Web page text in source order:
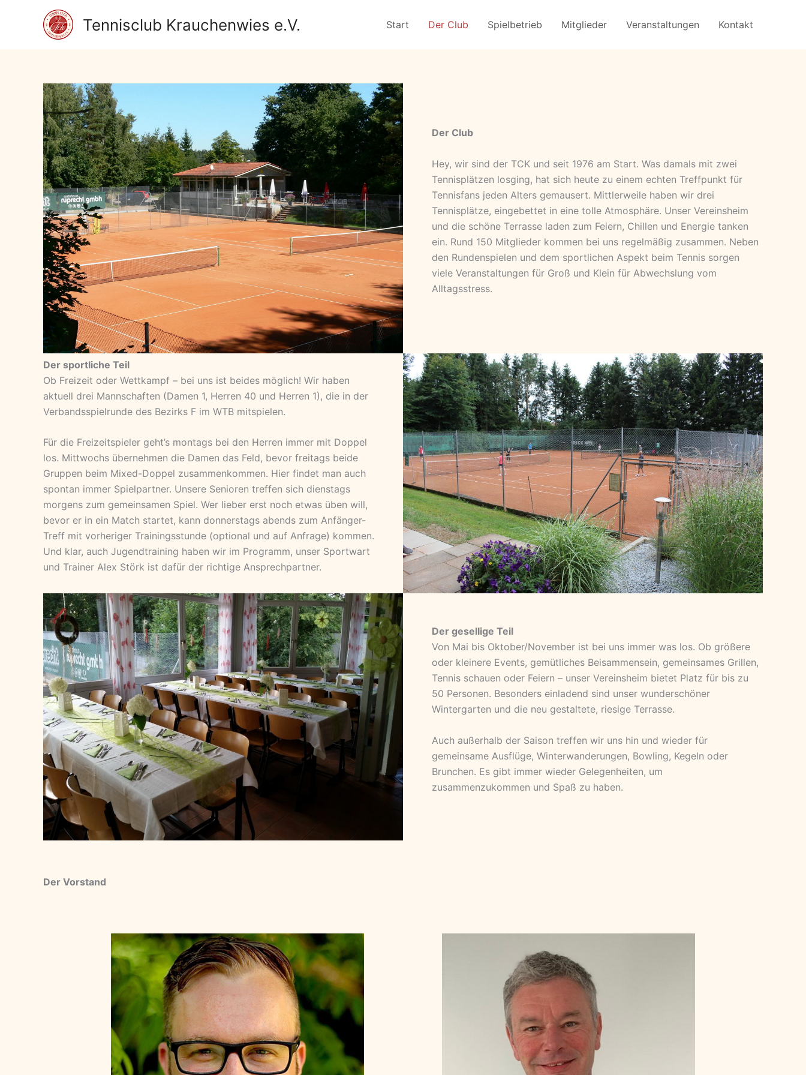
Tennisclub Krauchenwies e.V. Start Der Club Spielbetrieb Mitglieder Veranstaltungen Kontakt
Der Club
Hey, wir sind der TCK und seit 1976 am Start. Was damals mit zwei
Tennisplätzen losging, hat sich heute zu einem echten Treffpunkt für
Tennisfans jeden Alters gemausert. Mittlerweile haben wir drei
Tennisplätze, eingebettet in eine tolle Atmosphäre. Unser Vereinsheim
und die schöne Terrasse laden zum Feiern, Chillen und Energie tanken
ein. Rund 150 Mitglieder kommen bei uns regelmäßig zusammen. Neben
den Rundenspielen und dem sportlichen Aspekt beim Tennis sorgen
viele Veranstaltungen für Groß und Klein für Abwechslung vom
Alltagsstress.
Der sportliche Teil
Ob Freizeit oder Wettkampf – bei uns ist beides möglich! Wir haben
aktuell drei Mannschaften (Damen 1, Herren 40 und Herren 1), die in der
Verbandsspielrunde des Bezirks F im WTB mitspielen.
Für die Freizeitspieler geht’s montags bei den Herren immer mit Doppel
los. Mittwochs übernehmen die Damen das Feld, bevor freitags beide
Gruppen beim Mixed-Doppel zusammenkommen. Hier findet man auch
spontan immer Spielpartner. Unsere Senioren treffen sich dienstags
morgens zum gemeinsamen Spiel. Wer lieber erst noch etwas üben will,
bevor er in ein Match startet, kann donnerstags abends zum Anfänger-
Treff mit vorheriger Trainingsstunde (optional und auf Anfrage) kommen.
Und klar, auch Jugendtraining haben wir im Programm, unser Sportwart
und Trainer Alex Störk ist dafür der richtige Ansprechpartner.
Der gesellige Teil
Von Mai bis Oktober/November ist bei uns immer was los. Ob größere
oder kleinere Events, gemütliches Beisammensein, gemeinsames Grillen,
Tennis schauen oder Feiern – unser Vereinsheim bietet Platz für bis zu
50 Personen. Besonders einladend sind unser wunderschöner
Wintergarten und die neu gestaltete, riesige Terrasse.
Auch außerhalb der Saison treffen wir uns hin und wieder für
gemeinsame Ausflüge, Winterwanderungen, Bowling, Kegeln oder
Brunchen. Es gibt immer wieder Gelegenheiten, um
zusammenzukommen und Spaß zu haben.
Der Vorstand